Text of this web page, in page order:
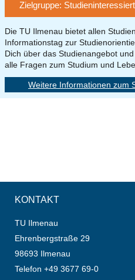
Zielgruppe:
Die TU Ilmenau bietet allen
Informationstag zur
Dich über das Studienangebot
alle Fragen zum Studium und
Weitere Informationen zum
KONTAKT
TU Ilmenau
Ehrenbergstraße 29
98693 Ilmenau
Telefon +49 3677 69-0